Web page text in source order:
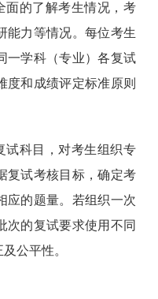
面的了解考生情况，考
能力等情况。每位考生
一学科（专业）各复试
度和成绩评定标准原则
试科目，对考生组织专
复试考核目标，确定考
应的题量。若组织一次
次的复试要求使用不同
公平性。